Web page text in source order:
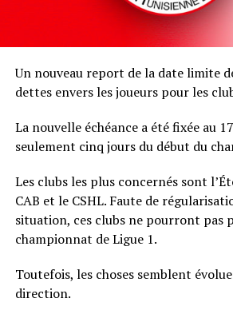
Un nouveau report de la date limite
dettes envers les joueurs pour les
La nouvelle échéance a été fixée au
seulement cinq jours du début du
Les clubs les plus concernés sont
CAB et le CSHL. Faute de
situation, ces clubs ne pourront pas
championnat de Ligue 1.
Toutefois, les choses semblent
direction.